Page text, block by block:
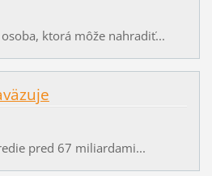
ktorá môže nahradiť...
pred 67 miliardami...